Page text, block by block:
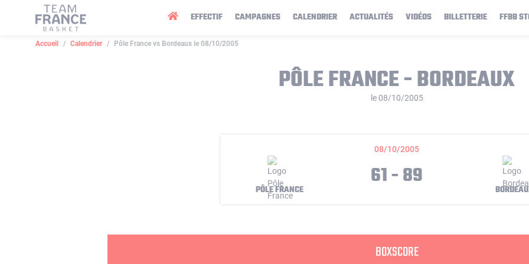
EFFECTIF CAMPAGNES CALENDRIER ACTUALITÉS VIDÉOS BILLETTERIE FFBB
Accueil Calendrier Pôle France vs Bordeaux le 08/10/2005
PÔLE FRANCE - BORDEAUX
le 08/10/2005
08/10/2005
PÔLE FRANCE 61 - 89
BOXSCORE
Panneau de gestion des cookies